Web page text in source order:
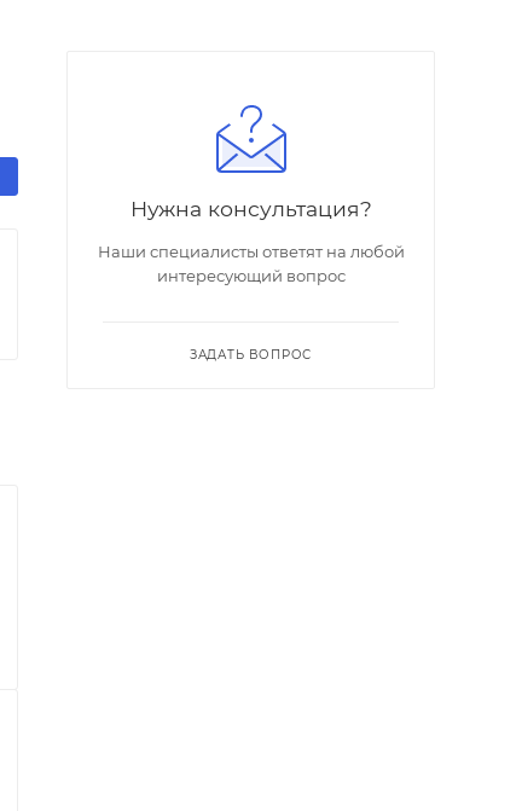
Нужна консультация?
Наши специалисты ответят на любой
интересующий вопрос
ЗАДАТЬ ВОПРОС